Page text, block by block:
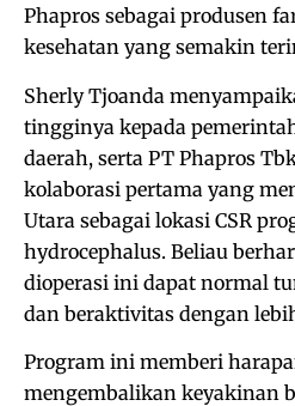
Phapros sebagai produsen
kesehatan yang semakin
Sherly Tjoanda
tingginya kepada
daerah, serta PT Phapros
kolaborasi pertama yang
Utara sebagai lokasi CSR
hydrocephalus. Beliau
dioperasi ini dapat normal
dan beraktivitas dengan
Program ini memberi
mengembalikan keyakinan